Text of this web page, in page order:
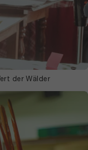
der Wälder